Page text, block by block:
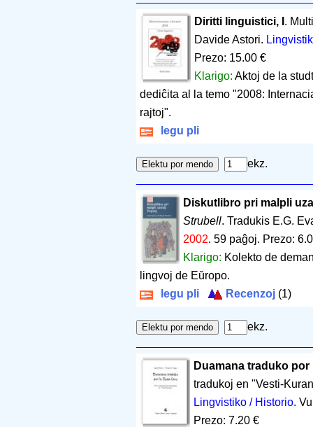
Diritti linguistici, I .
Davide Astori.
Prezo: 15.00 €
Klarigo: Aktoj de la
dediĉita al la temo "2008:
rajtoj".
legu pli
ekz.
Diskutlibro pri malpli
Strubell. Tradukis E.G.
2002.59 paĝoj. Prezo:
Klarigo: Kolekto de
lingvoj de Eŭropo.
legu pli
Recenzoj (1)
ekz.
Duamana traduko por
tradukoj en "Vesti-
Lingvistiko / Historio.
Prezo: 7.20 €